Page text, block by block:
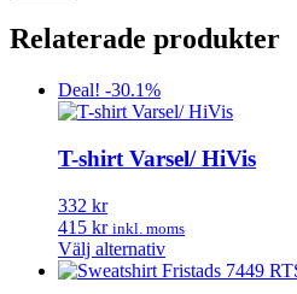
Relaterade produkter
Deal! -30.1%
T-shirt Varsel/ HiVis
332 kr
415 kr inkl. moms
Välj alternativDen
här